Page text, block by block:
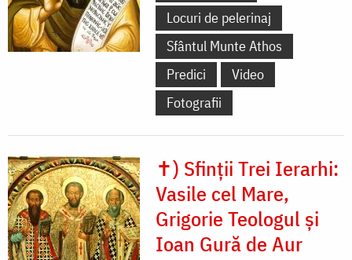
Locuri de pelerinaj
Sfântul Munte Athos
Predici
Video
Fotografii
✝) Sfinții Trei Ierarhi:
Vasile cel Mare,
Grigorie Teologul și
Ioan Gură de Aur